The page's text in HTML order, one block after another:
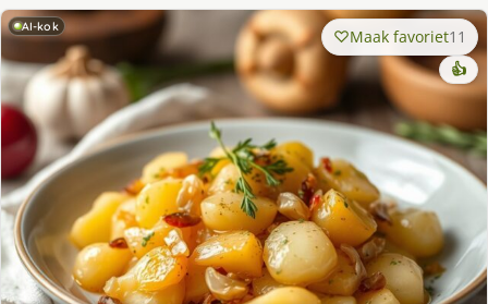
AI-kok Maak favoriet11
👍